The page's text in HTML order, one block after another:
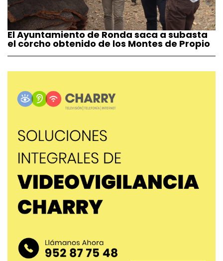
El Ayuntamiento de Ronda saca a subasta
el corcho obtenido de los Montes de Propio